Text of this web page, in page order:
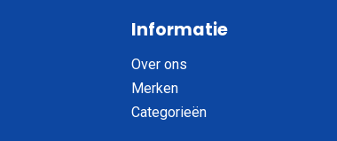
Informatie
Over ons
Merken
Categorieën